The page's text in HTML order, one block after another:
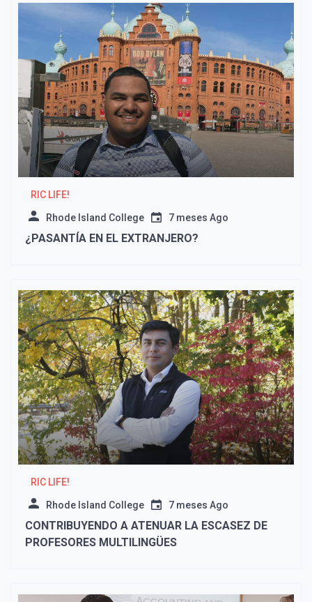
RIC LIFE!
Rhode Island College 7 meses Ago
¿PASANTÍA EN EL EXTRANJERO?
RIC LIFE!
Rhode Island College 7 meses Ago
CONTRIBUYENDO A ATENUAR LA ESCASEZ DE
PROFESORES MULTILINGÜES